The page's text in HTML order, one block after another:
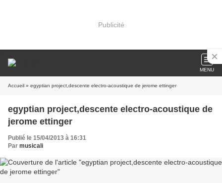
Publicité
MENU
Accueil » egyptian project,descente electro-acoustique de jerome ettinger
egyptian project,descente electro-acoustique de
jerome ettinger
Publié le 15/04/2013 à 16:31
Par musicali